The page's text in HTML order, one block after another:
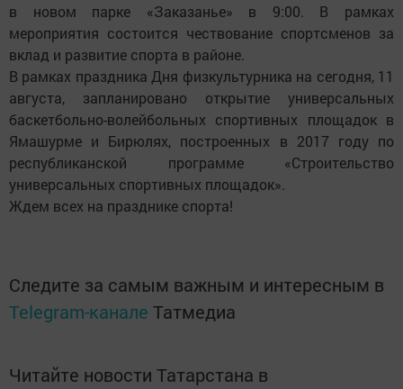
в новом парке «Заказанье» в 9:00. В рамках
мероприятия состоится чествование спортсменов за
вклад и развитие спорта в районе.
В рамках праздника Дня физкультурника на сегодня, 11
августа, запланировано открытие универсальных
баскетбольно-волейбольных спортивных площадок в
Ямашурме и Бирюлях, построенных в 2017 году по
республиканской программе «Строительство
универсальных спортивных площадок».
Ждем всех на празднике спорта!
Следите за самым важным и интересным в
Telegram-канале Татмедиа
Читайте новости Татарстана в